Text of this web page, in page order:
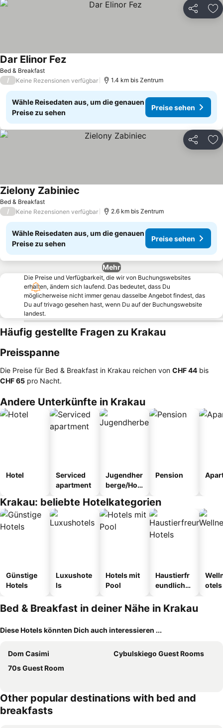
Teilen
Bed & Breakfast
Dar Elinor Fez
/ Keine Rezensionen verfügbar 1.4 km bis Zentrum
Wähle Reisedaten aus, um die genauen
Preise zu sehen
Preise sehen
Teilen
Bed & Breakfast
Zielony Zabiniec
/ Keine Rezensionen verfügbar 2.6 km bis Zentrum
Wähle Reisedaten aus, um die genauen
Preise zu sehen
Preise sehen
Mehr
Die Preise und Verfügbarkeit, die wir von Buchungswebsites
erhalten, ändern sich laufend. Das bedeutet, dass Du
möglicherweise nicht immer genau dasselbe Angebot findest, das
Du auf trivago gesehen hast, wenn Du auf der Buchungswebsite
landest.
Häufig gestellte Fragen zu Krakau
Preisspanne
Die Preise für Bed & Breakfast in Krakau reichen von ‎CHF 44 bis
‎CHF 65 pro Nacht.
Andere Unterkünfte in Krakau
Hotel
Serviced
apartment
Jugendher
berge/Hos
Pension
Krakau: beliebte Hotelkategorien
Günstige
Hotels
Luxushote
ls
Hotels mit
Pool
Haustierfr
eundliche
otels
Bed & Breakfast in deiner Nähe in Krakau
Diese Hotels könnten Dich auch interessieren ...
Dom Casimi
Cybulskiego Guest Rooms
70s Guest Room
Other popular destinations with bed and
breakfasts